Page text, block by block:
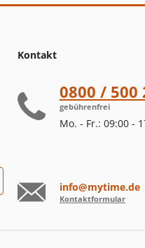
Kontakt
0800 / 500
gebührenfrei
Mo. - Fr.: 09:00 -
info@mytime.de
Kontaktformular